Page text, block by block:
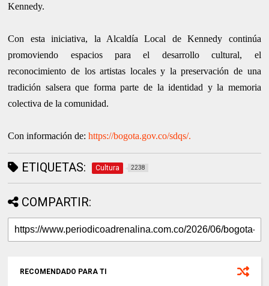
Kennedy.
Con esta iniciativa, la Alcaldía Local de Kennedy continúa
promoviendo espacios para el desarrollo cultural, el
reconocimiento de los artistas locales y la preservación de una
tradición salsera que forma parte de la identidad y la memoria
colectiva de la comunidad.
Con información de:https://bogota.gov.co/sdqs/.
ETIQUETAS: Cultura 2238
COMPARTIR:
RECOMENDADO PARA TI